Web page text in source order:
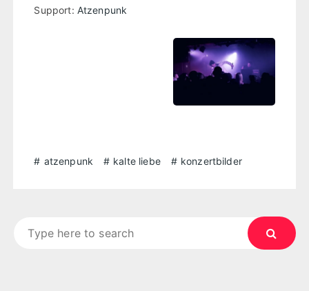
Support: Atzenpunk
atzenpunk kalte liebe konzertbilder